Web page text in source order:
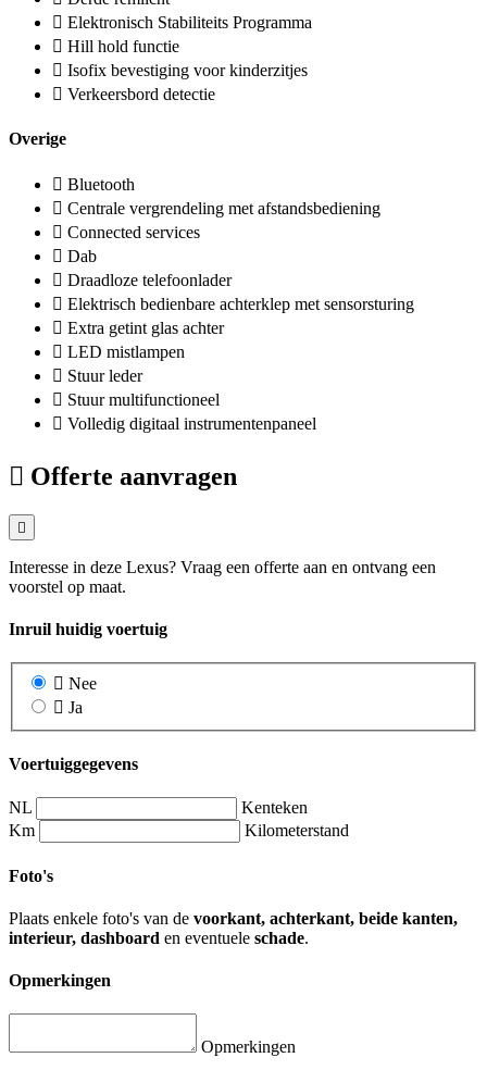
Elektronisch Stabiliteits Programma
Hill hold functie
Isofix bevestiging voor kinderzitjes
Verkeersbord detectie
Overige
Bluetooth
Centrale vergrendeling met afstandsbediening
Connected services
Dab
Draadloze telefoonlader
Elektrisch bedienbare achterklep met sensorsturing
Extra getint glas achter
LED mistlampen
Stuur leder
Stuur multifunctioneel
Volledig digitaal instrumentenpaneel
Offerte aanvragen
Interesse in deze Lexus? Vraag een offerte aan en ontvang een
voorstel op maat.
Inruil huidig voertuig
Nee
Ja
Voertuiggegevens
NL
Kenteken
Km
Kilometerstand
Foto's
Plaats enkele foto's van de voorkant, achterkant, beide kanten,
interieur, dashboard en eventuele schade.
Opmerkingen
Opmerkingen